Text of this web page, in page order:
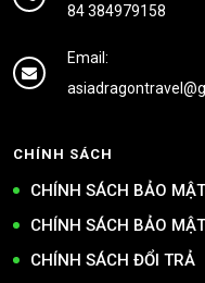
84 384979158
Email:
CHÍNH SÁCH
CHÍNH SÁCH BẢO MẬT
CHÍNH SÁCH BẢO
CHÍNH SÁCH ĐỔI TRẢ